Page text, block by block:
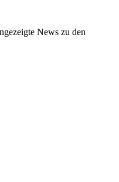
News zu den